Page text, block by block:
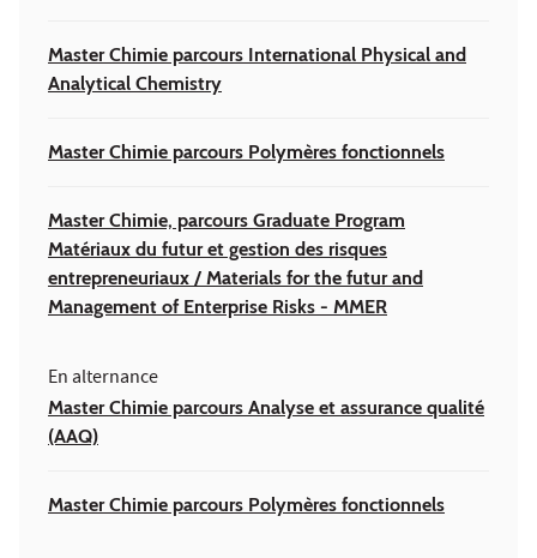
Master Chimie parcours International Physical and
Analytical Chemistry
Master Chimie parcours Polymères fonctionnels
Master Chimie, parcours Graduate Program
Matériaux du futur et gestion des risques
entrepreneuriaux / Materials for the futur and
Management of Enterprise Risks - MMER
En alternance
Master Chimie parcours Analyse et assurance qualité
(AAQ)
Master Chimie parcours Polymères fonctionnels